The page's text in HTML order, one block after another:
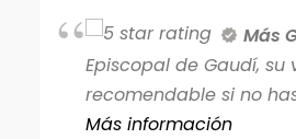
Más
Episcopal de Gaudí, su visita es
recomendable si no
edificio con su
Más información